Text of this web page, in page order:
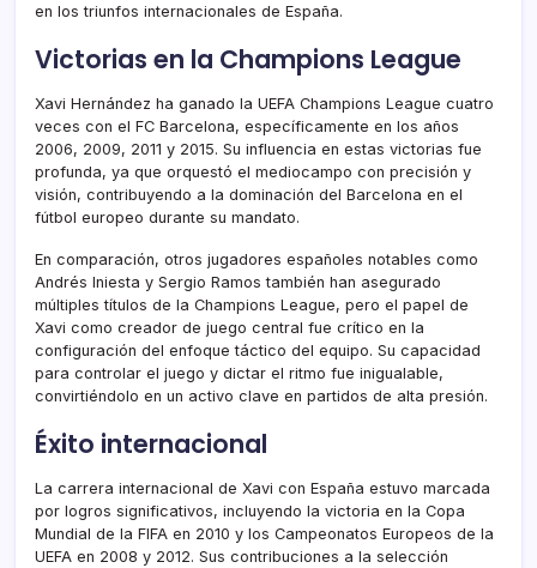
en los triunfos internacionales de España.
Victorias en la Champions League
Xavi Hernández ha ganado la UEFA Champions League cuatro
veces con el FC Barcelona, específicamente en los años
2006, 2009, 2011 y 2015. Su influencia en estas victorias fue
profunda, ya que orquestó el mediocampo con precisión y
visión, contribuyendo a la dominación del Barcelona en el
fútbol europeo durante su mandato.
En comparación, otros jugadores españoles notables como
Andrés Iniesta y Sergio Ramos también han asegurado
múltiples títulos de la Champions League, pero el papel de
Xavi como creador de juego central fue crítico en la
configuración del enfoque táctico del equipo. Su capacidad
para controlar el juego y dictar el ritmo fue inigualable,
convirtiéndolo en un activo clave en partidos de alta presión.
Éxito internacional
La carrera internacional de Xavi con España estuvo marcada
por logros significativos, incluyendo la victoria en la Copa
Mundial de la FIFA en 2010 y los Campeonatos Europeos de la
UEFA en 2008 y 2012. Sus contribuciones a la selección